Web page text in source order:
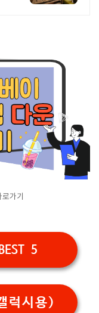
가기
5
럭시용)